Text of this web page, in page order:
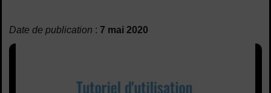
Date de publication : 7 mai 2020